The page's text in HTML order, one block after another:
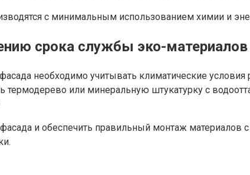
с минимальным использованием химии и
срока службы эко-
необходимо учитывать климатические
термодерево или минеральную штукатурку с
и обеспечить правильный монтаж материалов